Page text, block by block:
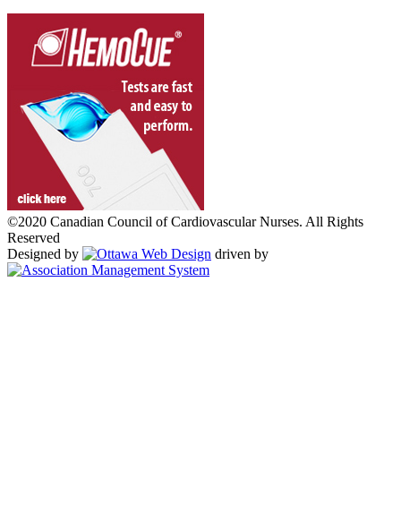
©2020 Canadian Council of Cardiovascular Nurses. All Rights
Reserved
Designed by
driven by